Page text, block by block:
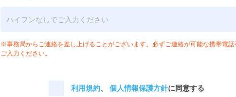
※事務局からご連絡を差し上げることがございます。必ずご連絡が可能な携帯電話
ご入力ください。
利用規約、 個人情報保護方針に同意する